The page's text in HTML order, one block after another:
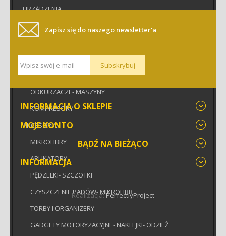
URZĄDZENIA
MASZYNY POLERSKIE
LATARKI DETAILINGOWE
ODKURZACZE- MASZYNY
KOMPRESORY
AKCESORIA
MIKROFIBRY
APLIKATORY
PĘDZELKI- SZCZOTKI
CZYSZCZENIE PADÓW- MIKROFIBR
TORBY I ORGANIZERY
GADGETY MOTORYZACYJNE- NAKLEJKI- ODZIEŻ
Zapisz się do naszego newsletter'a
Subskrybuj
INFORMACJA O SKLEPIE
MOJE KONTO
BĄDŹ NA BIEŻĄCO
INFORMACJA
Realizacja:PerfectlyProject